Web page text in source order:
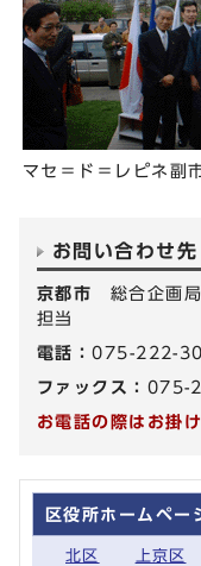
マセ＝ド＝レピネ副
お問い合わせ先
京都市 総合企画
担当
電話：075-222-
ファックス： 075-
お電話の際はお掛
区役所ホームペー
北区 上京区